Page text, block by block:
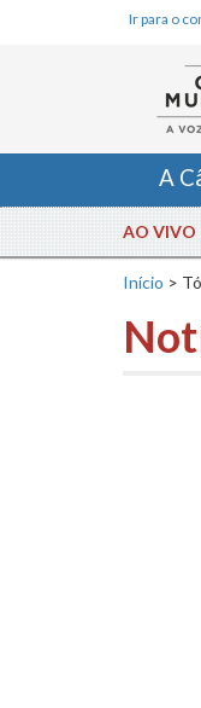
Ir para o
A
AO VIVO
Início >